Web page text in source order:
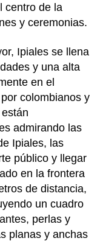
centro de la
y ceremonias.
Ipiales se llena
y una alta
en el
colombianos y
admirando las
Ipiales, las
público y llegar
en la frontera
de distancia,
un cuadro
perlas y
planas y anchas